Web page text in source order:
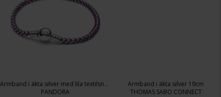
Armband i äkta silver med lila textilsnöre 19 cm
PANDORA
Armband i äkta silver 19cm
THOMAS SABO CONNECT